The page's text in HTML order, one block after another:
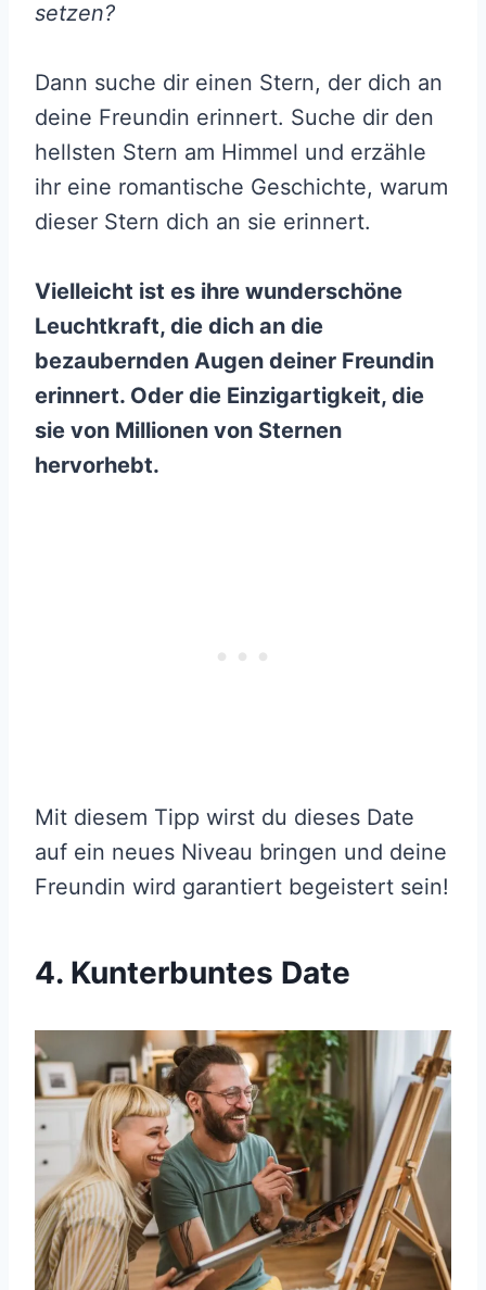
setzen?
Dann suche dir einen Stern, der dich an
deine Freundin erinnert. Suche dir den
hellsten Stern am Himmel und erzähle
ihr eine romantische Geschichte, warum
dieser Stern dich an sie erinnert.
Vielleicht ist es ihre wunderschöne
Leuchtkraft, die dich an die
bezaubernden Augen deiner Freundin
erinnert. Oder die Einzigartigkeit, die
sie von Millionen von Sternen
hervorhebt.
Mit diesem Tipp wirst du dieses Date
auf ein neues Niveau bringen und deine
Freundin wird garantiert begeistert sein!
4. Kunterbuntes Date